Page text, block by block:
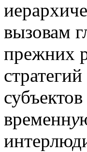
вызовам
прежних
временну